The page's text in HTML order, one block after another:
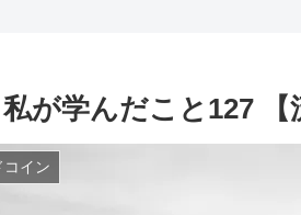
が学んだこと127 【
コイン